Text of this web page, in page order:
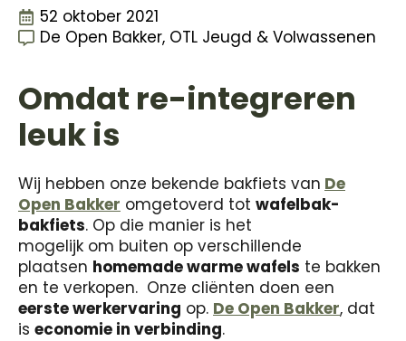
52 oktober 2021
De Open Bakker OTL Jeugd & Volwassenen
Omdat re-integreren
leuk is
Wij hebben onze bekende bakfiets van De
Open Bakker omgetoverd tot wafelbak-
bakfiets. Op die manier is het
mogelijk om buiten op verschillende
plaatsen homemade warme wafels te bakken
en te verkopen. Onze cliënten doen een
eerste werkervaring op. De Open Bakker, dat
is economie in verbinding.